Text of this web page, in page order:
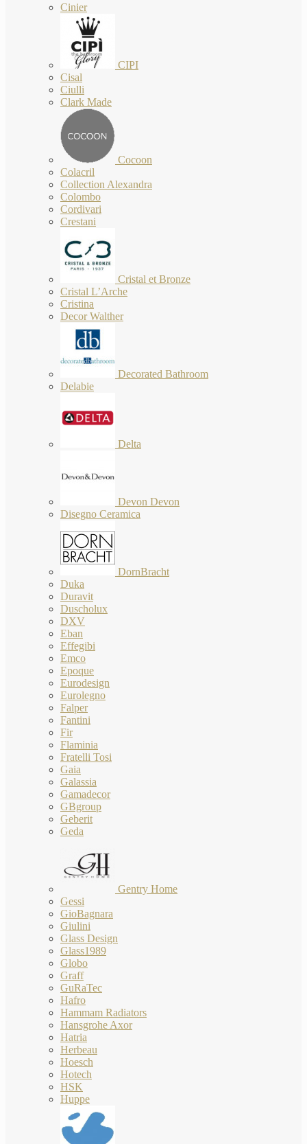
Cinier
CIPI
Cisal
Ciulli
Clark Made
Cocoon
Colacril
Collection Alexandra
Colombo
Cordivari
Crestani
Cristal et Bronze
Cristal L’Arche
Cristina
Decor Walther
Decorated Bathroom
Delabie
Delta
Devon Devon
Disegno Ceramica
DornBracht
Duka
Duravit
Duscholux
DXV
Eban
Effegibi
Emco
Epoque
Eurodesign
Eurolegno
Falper
Fantini
Fir
Flaminia
Fratelli Tosi
Gaia
Galassia
Gamadecor
GBgroup
Geberit
Geda
Gentry Home
Gessi
GioBagnara
Giulini
Glass Design
Glass1989
Globo
Graff
GuRaTec
Hafro
Hammam Radiators
Hansgrohe Axor
Hatria
Herbeau
Hoesch
Hotech
HSK
Huppe